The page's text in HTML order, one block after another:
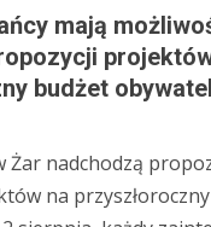
mają
budżet
Żar nadchodzą
na